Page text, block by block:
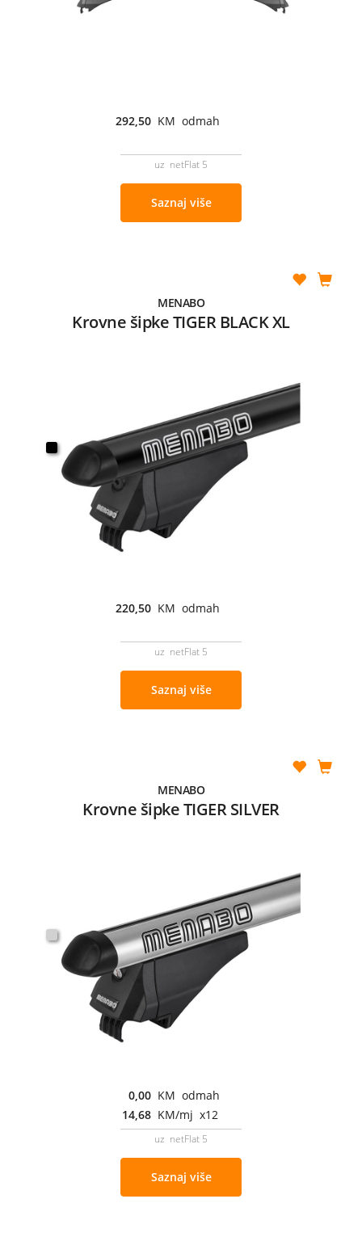
292,50 KM odmah
uz netFlat 5
Saznaj više
MENABO
Krovne šipke TIGER BLACK XL
220,50 KM odmah
uz netFlat 5
Saznaj više
MENABO
Krovne šipke TIGER SILVER
0,00 KM odmah
14,68 KM/mj x12
uz netFlat 5
Saznaj više